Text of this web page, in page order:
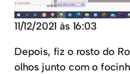
11/12/2021 às 16:03
Depois, fiz o rosto do
olhos junto com o